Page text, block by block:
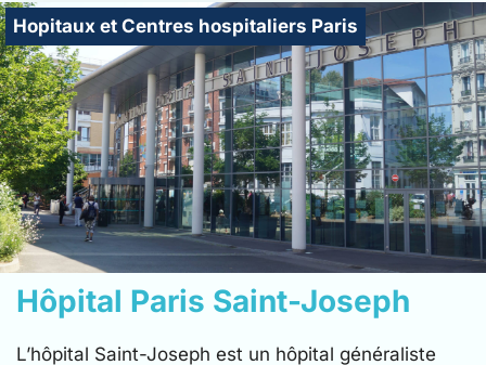
Hopitaux et Centres hospitaliers Paris
Hôpital Paris Saint-Joseph
L’hôpital Saint-Joseph est un hôpital généraliste